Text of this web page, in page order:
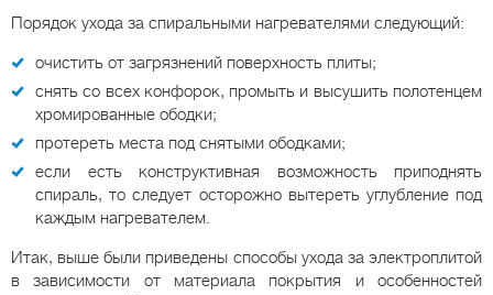
Порядок ухода за спиральными нагревателями следующий:
очистить от загрязнений поверхность плиты;
снять со всех конфорок, промыть и высушить полотенцем
хромированные ободки;
протереть места под снятыми ободками;
если есть конструктивная возможность приподнять
спираль, то следует осторожно вытереть углубление под
каждым нагревателем.
Итак, выше были приведены способы ухода за электроплитой
в зависимости от материала покрытия и особенностей